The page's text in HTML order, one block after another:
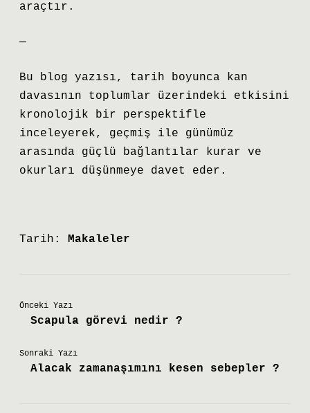
araçtır.
—
Bu blog yazısı, tarih boyunca kan
davasının toplumlar üzerindeki etkisini
kronolojik bir perspektifle
inceleyerek, geçmiş ile günümüz
arasında güçlü bağlantılar kurar ve
okurları düşünmeye davet eder.
Tarih: Makaleler
Önceki Yazı
Scapula görevi nedir ?
Sonraki Yazı
Alacak zamanaşımını kesen sebepler ?